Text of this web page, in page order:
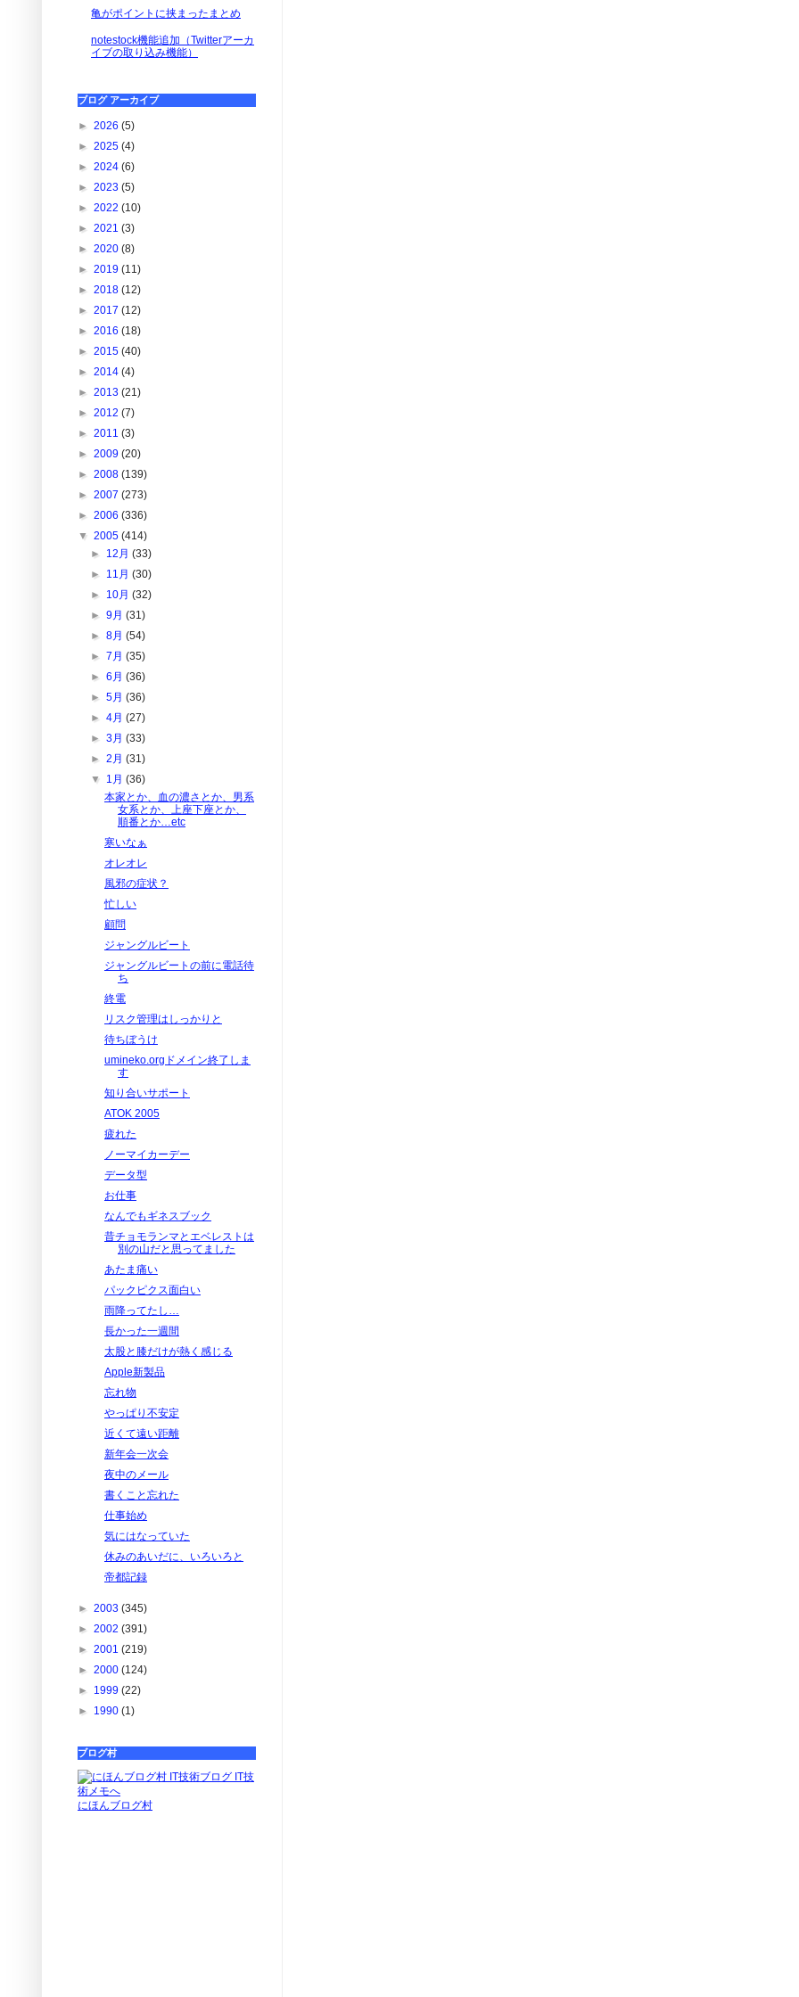
亀がポイントに挟まったまとめ
notestock機能追加（Twitterアーカ
イブの取り込み機能）
ブログ アーカイブ
► 2026 (5)
► 2025 (4)
► 2024 (6)
► 2023 (5)
► 2022 (10)
► 2021 (3)
► 2020 (8)
► 2019 (11)
► 2018 (12)
► 2017 (12)
► 2016 (18)
► 2015 (40)
► 2014 (4)
► 2013 (21)
► 2012 (7)
► 2011 (3)
► 2009 (20)
► 2008 (139)
► 2007 (273)
► 2006 (336)
▼ 2005 (414)
► 12月(33)
► 11月(30)
► 10月(32)
►9月(31)
►8月(54)
►7月(35)
►6月(36)
►5月(36)
►4月(27)
►3月(33)
►2月(31)
▼ 1月(36)
本家とか、血の濃さとか、男系
女系とか、上座下座とか、
順番とか…etc
寒いなぁ
オレオレ
風邪の症状？
忙しい
顧問
ジャングルビート
ジャングルビートの前に電話待
ち
終電
リスク管理はしっかりと
待ちぼうけ
umineko.orgドメイン終了しま
す
知り合いサポート
ATOK 2005
疲れた
ノーマイカーデー
データ型
お仕事
なんでもギネスブック
昔チョモランマとエベレストは
別の山だと思ってました
あたま痛い
パックピクス面白い
雨降ってたし…
長かった一週間
太股と膝だけが熱く感じる
Apple新製品
忘れ物
やっぱり不安定
近くて遠い距離
新年会一次会
夜中のメール
書くこと忘れた
仕事始め
気にはなっていた
休みのあいだに、いろいろと
帝都記録
► 2003 (345)
► 2002 (391)
► 2001 (219)
► 2000 (124)
► 1999 (22)
► 1990 (1)
ブログ村
にほんブログ村